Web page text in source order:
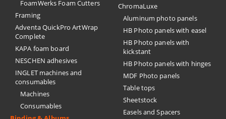
FoamWerks Foam Cutters
Framing
Adventa QuickPro ArtWrap
Complete
KAPA foam board
NESCHEN adhesives
INGLET machines and
consumables
Machines
Consumables
ChromaLuxe
Aluminum photo panels
HB Photo panels with easel
HB Photo panels with
kickstant
HB Photo panels with hinges
MDF Photo panels
Table tops
Sheetstock
Easels and Spacers